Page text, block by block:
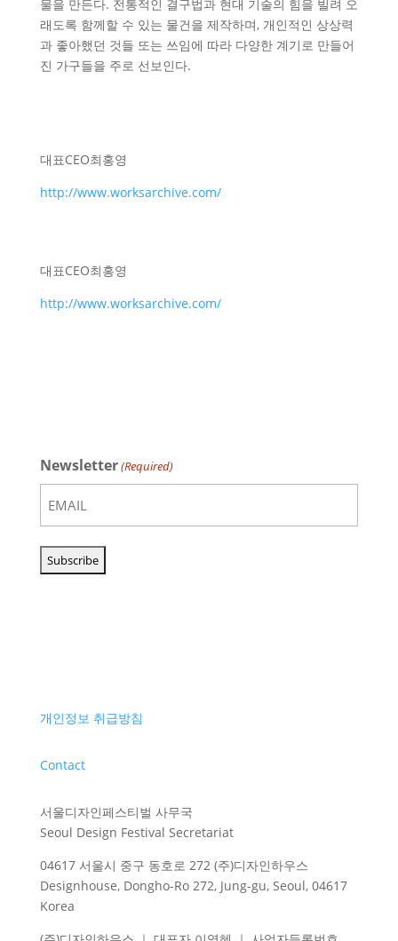
물을 만든다. 전통적인 결구법과 현대 기술의 힘을 빌려 오
래도록 함께할 수 있는 물건을 제작하며, 개인적인 상상력
과 좋아했던 것들 또는 쓰임에 따라 다양한 계기로 만들어
진 가구들을 주로 선보인다.
대표CEO최홍영
http://www.worksarchive.com/
대표CEO최홍영
http://www.worksarchive.com/
Newsletter(Required)
개인정보 취급방침
Contact
서울디자인페스티벌 사무국
Seoul Design Festival Secretariat
04617 서울시 중구 동호로 272 (주)디자인하우스
Designhouse, Dongho-Ro 272, Jung-gu, Seoul, 04617
Korea